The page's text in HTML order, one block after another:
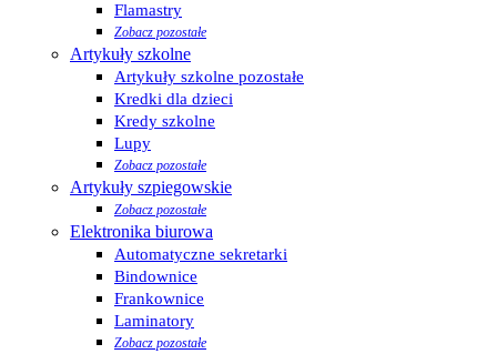
Flamastry
Zobacz pozostałe
Artykuły szkolne
Artykuły szkolne pozostałe
Kredki dla dzieci
Kredy szkolne
Lupy
Zobacz pozostałe
Artykuły szpiegowskie
Zobacz pozostałe
Elektronika biurowa
Automatyczne sekretarki
Bindownice
Frankownice
Laminatory
Zobacz pozostałe